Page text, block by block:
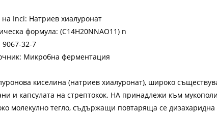
Inci: Натриев хиалуронат
формула: (C14H20NNAO11) n
9067-32-7
Микробна ферментация
киселина (натриев хиалуронат), широко
и капсулата на стрептокок. HA принадлежи към
молекулно тегло, съдържащи повтаряща се